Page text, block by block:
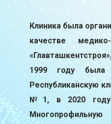
Клиника была
качестве
1999 году была
Республиканскую
№1, в 2020 году